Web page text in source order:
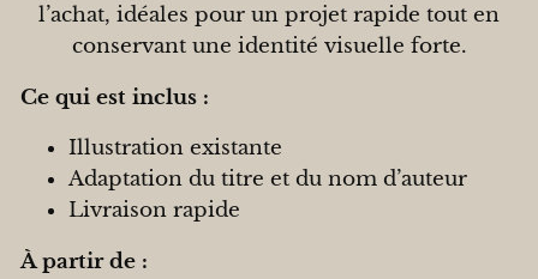
l’achat, idéales pour un projet rapide tout en
conservant une identité visuelle forte.
Ce qui est inclus :
Illustration existante
Adaptation du titre et du nom d’auteur
Livraison rapide
À partir de :